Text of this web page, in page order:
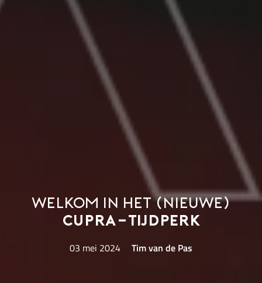
Welkom in het (nieuwe)
CUPRA-tijdperk
03 mei 2024 Tim van de Pas